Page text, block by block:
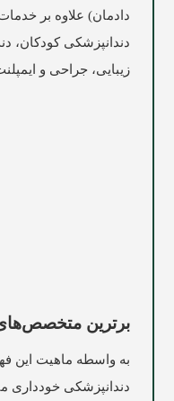
دادمان) علاوه بر
دندانپزشکی کودکان،
زیبایی، جراحی و
برترین
به واسطه ماهیت این
دندانپزشکی خودداری